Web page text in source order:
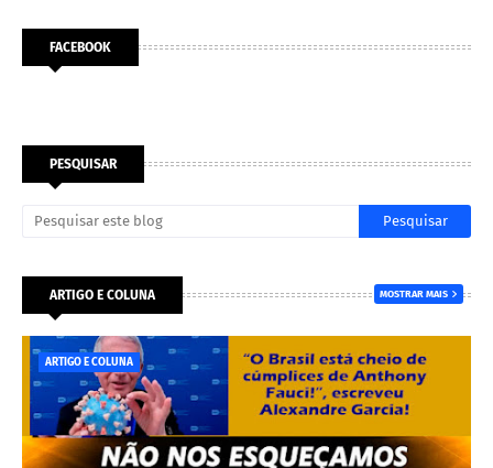
FACEBOOK
PESQUISAR
ARTIGO E COLUNA MOSTRAR MAIS
ARTIGO E COLUNA